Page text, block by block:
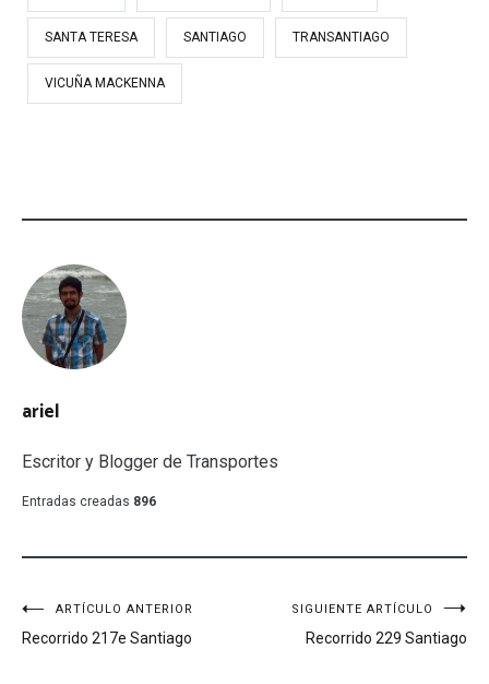
SANTA TERESA SANTIAGO TRANSANTIAGO
VICUÑA MACKENNA
ariel
Escritor y Blogger de Transportes
Entradas creadas 896
Navegación
de
ARTÍCULO ANTERIOR
Recorrido 217e Santiago
SIGUIENTE ARTÍCULO
Recorrido 229 Santiago